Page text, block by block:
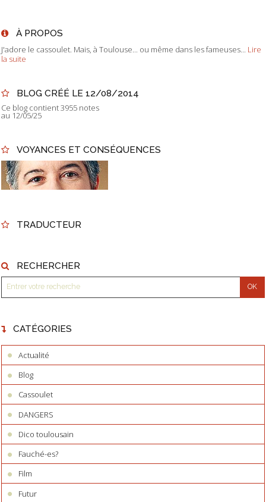
À PROPOS
J'adore le cassoulet. Mais, à Toulouse... ou même dans les fameuses...
Lire
la suite
BLOG CRÉÉ LE 12/08/2014
Ce blog contient 3955 notes
au 12/05/25
VOYANCES ET CONSÉQUENCES
TRADUCTEUR
RECHERCHER
CATÉGORIES
Actualité
Blog
Cassoulet
DANGERS
Dico toulousain
Fauché-es?
Film
Futur